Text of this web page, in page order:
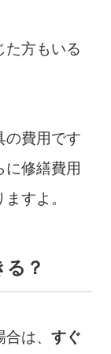
た方もいる
の費用です
修繕費用
すよ。
？
は、 すぐ